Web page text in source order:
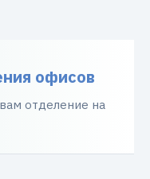
офисов
отделение на